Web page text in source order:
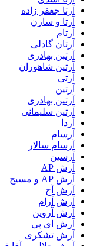
آرتا جعفر زاده
آرتا و سارن
آرتام
آرتان گادلی
آرتبن بهادری
آرتين شاهوران
آرتی
آرتین
آرتین بهادری
آرتین سلیمانی
آردا
آرسام
آرسام سالار
آرسین
آرش AP
آرش AP و مسیح
آرش آج
آرش آرام
آرش آروین
آرش ای پی
آرش تشکری